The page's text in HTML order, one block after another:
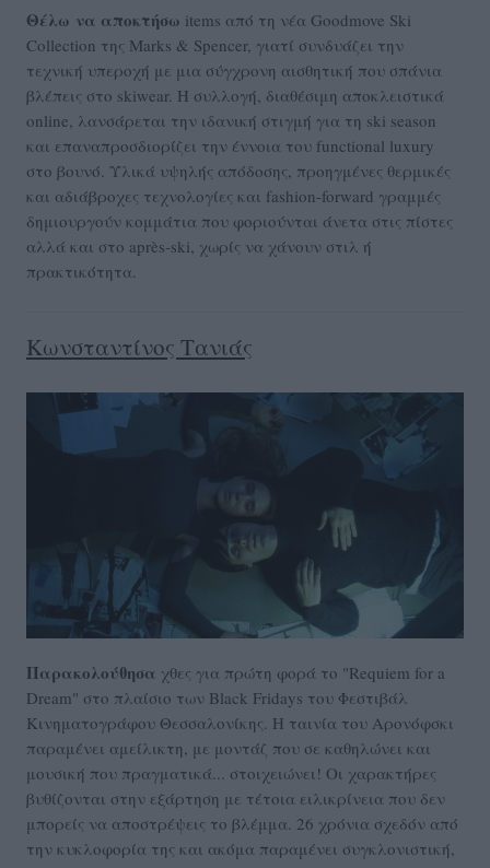
Θέλω να αποκτήσω items από τη νέα Goodmove Ski
Collection της Marks & Spencer, γιατί συνδυάζει την
τεχνική υπεροχή με μια σύγχρονη αισθητική που σπάνια
βλέπεις στο skiwear. Η συλλογή, διαθέσιμη αποκλειστικά
online, λανσάρεται την ιδανική στιγμή για τη ski season
και επαναπροσδιορίζει την έννοια του functional luxury
στο βουνό. Υλικά υψηλής απόδοσης, προηγμένες θερμικές
και αδιάβροχες τεχνολογίες και fashion-forward γραμμές
δημιουργούν κομμάτια που φοριούνται άνετα στις πίστες
αλλά και στο après-ski, χωρίς να χάνουν στιλ ή
πρακτικότητα.
Κωνσταντίνος Τανιάς
Παρακολούθησα χθες για πρώτη φορά το "Requiem for a
Dream" στο πλαίσιο των Black Fridays του Φεστιβάλ
Κινηματογράφου Θεσσαλονίκης. Η ταινία του Αρονόφσκι
παραμένει αμείλικτη, με μοντάζ που σε καθηλώνει και
μουσική που πραγματικά... στοιχειώνει! Οι χαρακτήρες
βυθίζονται στην εξάρτηση με τέτοια ειλικρίνεια που δεν
μπορείς να αποστρέψεις το βλέμμα. 26 χρόνια σχεδόν από
την κυκλοφορία της και ακόμα παραμένει συγκλονιστική,